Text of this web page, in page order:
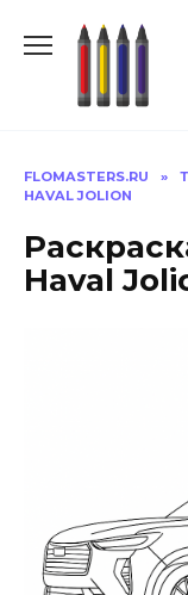
FLOMASTERS.RU »
HAVAL JOLION
Haval